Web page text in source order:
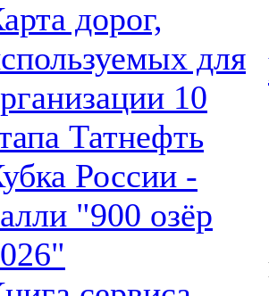
дорог,
для
10
Татнефть
России -
"900 озёр